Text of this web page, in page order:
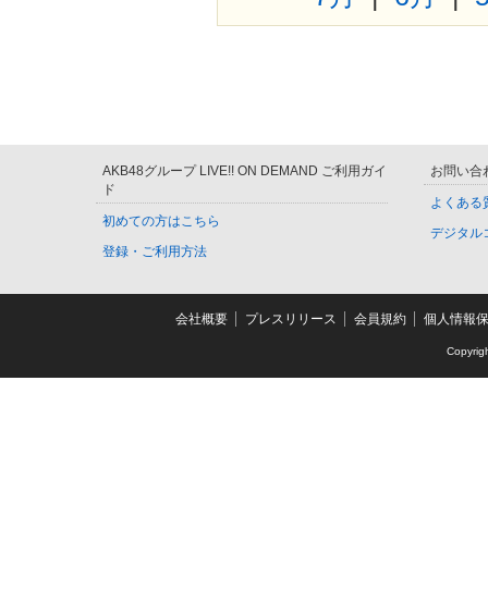
AKB48グループ LIVE!! ON DEMAND ご利用ガイ
ド
初めての方はこちら
登録・ご利用方法
お問い合
よくある
デジタル
会社概要 プレスリリース 会員規約 個人情報